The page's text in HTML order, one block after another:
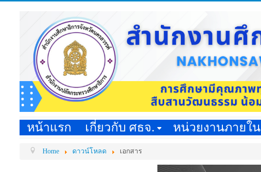
หน้าแรก เกี่ยวกับ ศธจ. หน่วยงานภายใน
Home ดาวน์โหลด เอกสาร